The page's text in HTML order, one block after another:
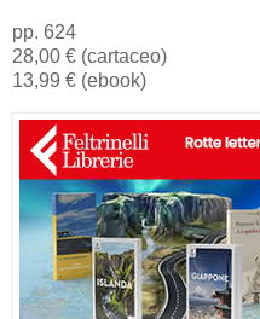
pp. 624
28,00 € (cartaceo)
13,99 € (ebook)